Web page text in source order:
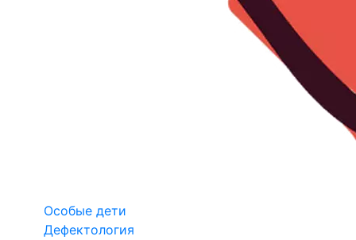
Особые дети
Дефектология